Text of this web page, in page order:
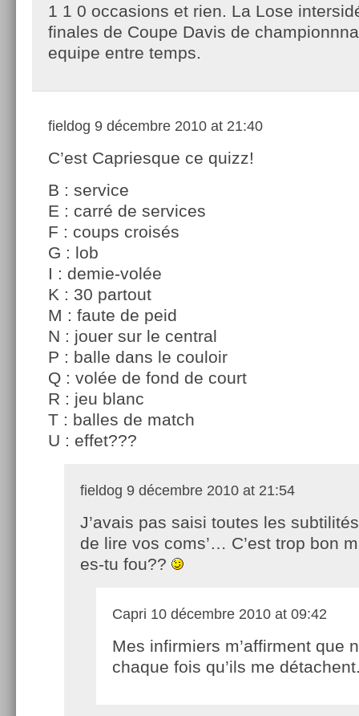
1 1 0 occasions et rien. La Lose
finales de Coupe Davis de
equipe entre temps.
fieldog 9 décembre 2010 at 21:40
C’est Capriesque ce quizz!
B : service
E : carré de services
F : coups croisés
G : lob
I : demie-volée
K : 30 partout
M : faute de peid
N : jouer sur le central
P : balle dans le couloir
Q : volée de fond de court
R : jeu blanc
T : balles de match
U : effet???
fieldog 9 décembre 2010 at 21:54
J’avais pas saisi toutes les
de lire vos coms’… C’est trop bon
es-tu fou??
Capri 10 décembre 2010 at 09:42
Mes infirmiers m’affirment que
chaque fois qu’ils me